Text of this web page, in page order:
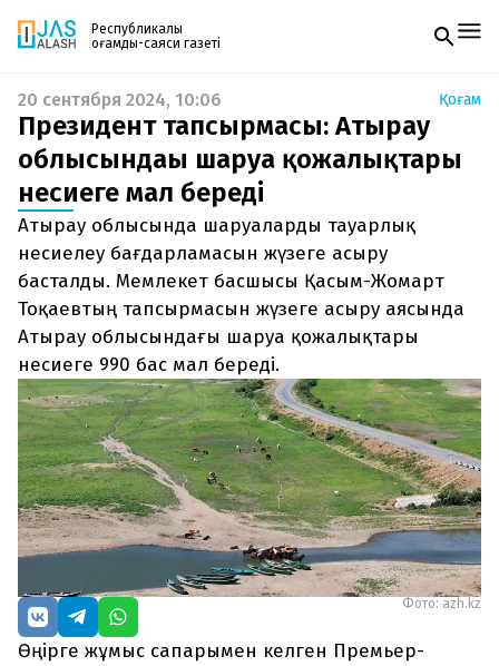
Республикалық
қоғамдық-саяси газеті
Жаңалықтар
Спорт
Live
Руханият
Аймақ
Архив
Заң және тәртіп
Редакциямен байланыс
+7 708 604 51 06
Жарнама бөлімі
+7 701 220 64 52
Пошта
zhasalash100@gmail.com
Газетке жазылу
PDF форматтағы газетті ай сайын электронды
поштаңызға алып отырыңыз. Жаңа нөмір
шыққан сәтте сізге бірден жіберіледі. Тек email
енгізіңіз, біз қалғанын өзіміз жібереміз.
20 сентября 2024, 10:06 Қоғам
Президент тапсырмасы: Атырау
облысындағы шаруа қожалықтары
несиеге мал береді
Атырау облысында шаруаларды тауарлық
несиелеу бағдарламасын жүзеге асыру
басталды. Мемлекет басшысы Қасым-Жомарт
Тоқаевтың тапсырмасын жүзеге асыру аясында
Атырау облысындағы шаруа қожалықтары
несиеге 990 бас мал береді.
Фото: azh.kz
Өңірге жұмыс сапарымен келген Премьер-